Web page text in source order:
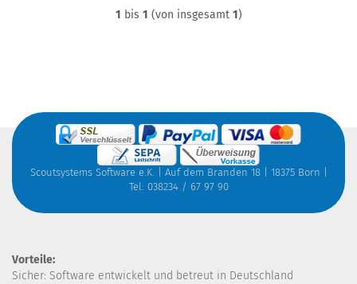
1 bis 1 (von insgesamt 1)
Scoutsystems Software e.K. | Auf dem Branden 18 | 18375 Born |
Tel: 038234 / 67 97 90
Vorteile:
Sicher: Software entwickelt und betreut in Deutschland